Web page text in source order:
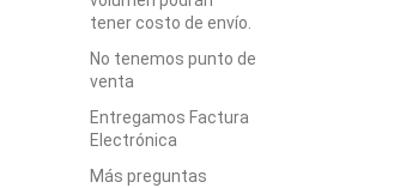
tener costo de envío.
No tenemos punto de
venta
Entregamos Factura
Electrónica
Más preguntas